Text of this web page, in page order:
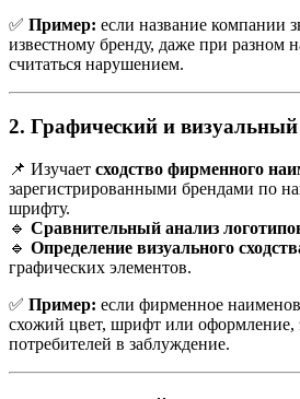
✅ Пример: если название компании
известному бренду, даже при разном
считаться нарушением.
2. Графический и
📌 Изучает сходство фирменного
зарегистрированными брендами по
шрифту.
🔹 Сравнительный анализ
🔹 Определение визуального
графических элементов.
✅ Пример: если фирменное
схожий цвет, шрифт или оформление,
потребителей в заблуждение.